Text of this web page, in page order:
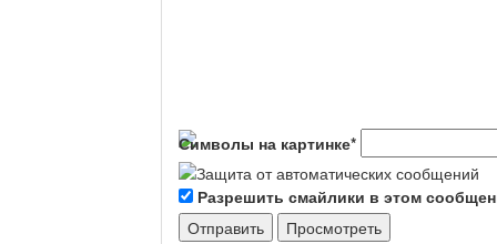
Символы на картинке*
Разрешить смайлики в этом